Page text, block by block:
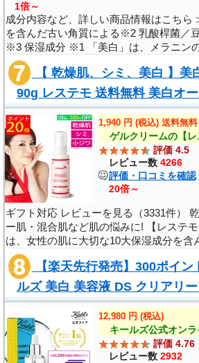
1倍～
成分内容など、詳しい商品情報はこち
を含んだ古い角質による※2 乳酸桿菌／
※3 保湿成分 ※1 「美白」は、メラニン
ばかすを防ぐことを指します。※2 保湿
（保湿成分）販売名：豆腐の盛..
【 乾燥肌、シミ、美白 】美
90g レステモ 送料無料 美白オ
しみ 医薬部外品 美容液 クリー
1,940 円 (税込) 送料無料
ゲルクリームの【レ
評価 4.5
レビュー数4266
評価・口コミを確認
20倍～
ギフト対応 レビューを見る（3331件）
ー肌・混合肌など肌の悩みに! 【レステ
は、女性の肌に大切な10大保湿成分を含
燥した時期でもプルプルに保てます。 ま
液」「保湿液」「美容液」「化..
【楽天先行発売】300ポイ
ルズ 美白 美容液 DS クリアリ
ス セット ホリデイ エディショ
12,980 円 (税込)
キールズ公式オン
評価 4.76
レビュー数2932